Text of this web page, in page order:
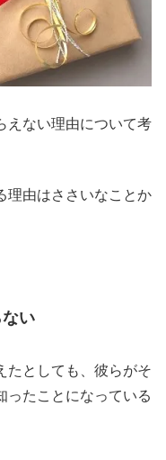
えない理由について考
理由はささいなことか
い
たとしても、彼らがそ
ったことになっている